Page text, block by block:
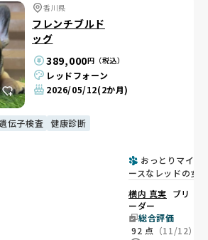
香川県
フレンチブルド
ッグ
389,000円（税込）
レッドフォーン
2026/05/12(2か月)
伝子検査
健康診断
おっとりマイペ
ースなレッドの女の
横内 真実 ブリ
ーダー
総合評価
92 点 （11/12）